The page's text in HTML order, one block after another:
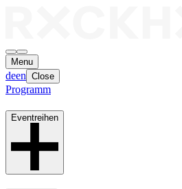
Menu
deen Close
Programm
Eventreihen